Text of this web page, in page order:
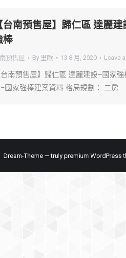
台南預售屋】歸仁區 達麗
棒
預售屋 By 里歐 13 8 月, 2020 Leave
台南預售屋】歸仁區 達麗建設–國家
國家強棒建案資料 格局規劃： 二房…
Dream-Theme — truly premium WordPress